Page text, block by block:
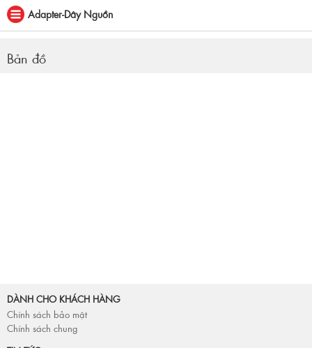
Adapter-Dây Nguồn
Bản đồ
DÀNH CHO KHÁCH HÀNG
Chính sách bảo mật
Chính sách chung